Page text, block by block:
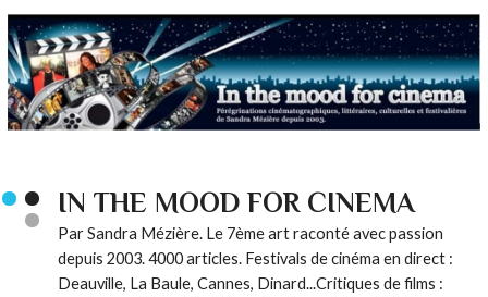
IN THE MOOD FOR CINEMA
Par Sandra Mézière. Le 7ème art raconté avec passion
depuis 2003. 4000 articles. Festivals de cinéma en direct :
Deauville, La Baule, Cannes, Dinard...Critiques de films :